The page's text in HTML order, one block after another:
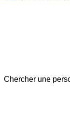
Chercher une